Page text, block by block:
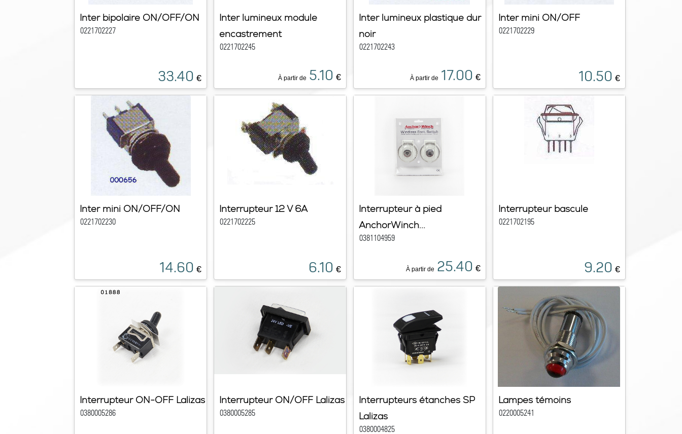
Inter bipolaire ON/OFF/ON
0221702227
33.40 €
Inter lumineux module
encastrement
0221702245
À partir de 5.10 €
Inter lumineux plastique dur
noir
0221702243
À partir de 17.00 €
Inter mini ON/OFF
0221702229
10.50 €
Inter mini ON/OFF/ON
0221702230
14.60 €
Interrupteur 12 V 6A
0221702225
6.10 €
Interrupteur à pied
AnchorWinch...
0381104959
À partir de 25.40 €
Interrupteur bascule
0221702195
9.20 €
Interrupteur ON-OFF Lalizas
0380005286
Interrupteur ON/OFF Lalizas
0380005285
Interrupteurs étanches SP
Lalizas
0380004825
Lampes témoins
0220005241